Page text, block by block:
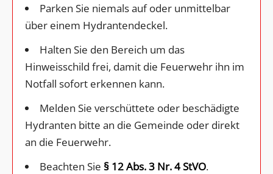
Parken Sie niemals auf oder unmittelbar
über einem Hydrantendeckel.
Halten Sie den Bereich um das
Hinweisschild frei, damit die Feuerwehr ihn im
Notfall sofort erkennen kann.
Melden Sie verschüttete oder beschädigte
Hydranten bitte an die Gemeinde oder direkt
an die Feuerwehr.
Beachten Sie § 12 Abs. 3 Nr. 4 StVO.